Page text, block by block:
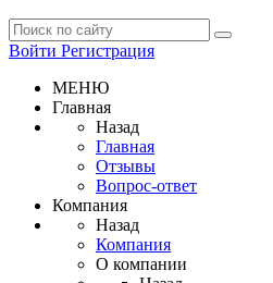
Войти Регистрация
МЕНЮ
Главная
Назад
Главная
Отзывы
Вопрос-ответ
Компания
Назад
Компания
О компании